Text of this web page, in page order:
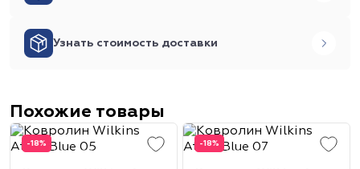
Узнать стоимость доставки
Похожие товары
-18% -18%